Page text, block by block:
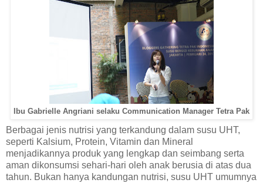
Ibu Gabrielle Angriani selaku Communication Manager Tetra Pak
Berbagai jenis nutrisi yang terkandung dalam susu UHT,
seperti Kalsium, Protein, Vitamin dan Mineral
menjadikannya produk yang lengkap dan seimbang serta
aman dikonsumsi sehari-hari oleh anak berusia di atas dua
tahun. Bukan hanya kandungan nutrisi, susu UHT umumnya